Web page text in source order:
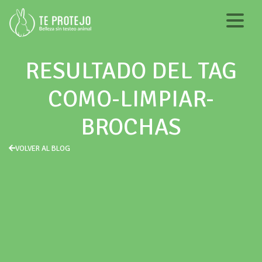
RESULTADO DEL TAG
COMO-LIMPIAR-
BROCHAS
VOLVER AL BLOG